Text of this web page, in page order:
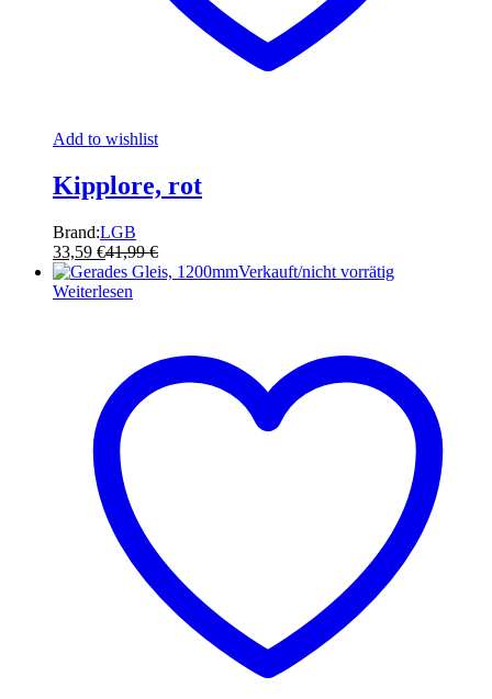
Add to wishlist
Kipplore, rot
Brand:LGB
33,59 €41,99€
Verkauft/nicht vorrätig
Weiterlesen